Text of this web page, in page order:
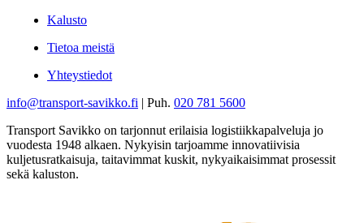
Kalusto
Tietoa meistä
Yhteystiedot
info@transport-savikko.fi | Puh. 020 781 5600
Transport Savikko on tarjonnut erilaisia logistiikkapalveluja jo
vuodesta 1948 alkaen. Nykyisin tarjoamme innovatiivisia
kuljetusratkaisuja, taitavimmat kuskit, nykyaikaisimmat prosessit
sekä kaluston.